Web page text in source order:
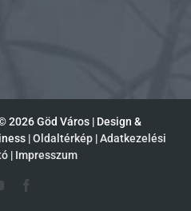
2026 Göd Város | Design &
|Oldaltérkép |Adatkezelési
| Impresszum
YouTube